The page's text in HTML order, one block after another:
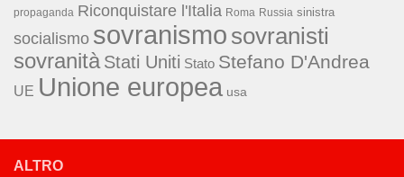
propaganda Riconquistare l'Italia Roma Russia sinistra
socialismo sovranismo sovranisti
sovranità Stati Uniti Stato Stefano D'Andrea
UE Unione europea usa
ALTRO